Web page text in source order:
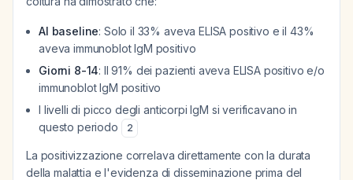
Al baseline: Solo il 33% aveva ELISA positivo e il 43%
aveva immunoblot IgM positivo
Giorni 8-14: Il 91% dei pazienti aveva ELISA positivo e/o
immunoblot IgM positivo
I livelli di picco degli anticorpi IgM si verificavano in
questo periodo
2
La positivizzazione correlava direttamente con la durata
della malattia e l'evidenza di disseminazione prima del